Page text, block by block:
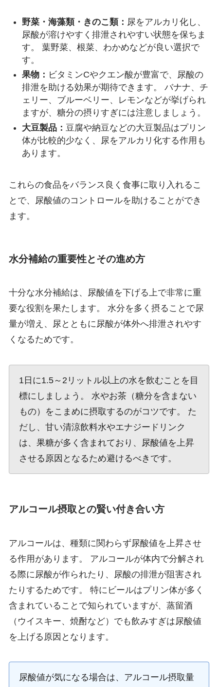
野菜・海藻類・きのこ類： 尿をアルカリ化し、
尿酸が溶けやすく排泄されやすい状態を保ちま
す。 葉野菜、根菜、わかめなどが良い選択で
す。
果物： ビタミンCやクエン酸が豊富で、尿酸の
排泄を助ける効果が期待できます。 バナナ、チ
ェリー、ブルーベリー、レモンなどが挙げられ
ますが、糖分の摂りすぎには注意しましょう。
大豆製品： 豆腐や納豆などの大豆製品はプリン
体が比較的少なく、尿をアルカリ化する作用も
あります。
これらの食品をバランス良く食事に取り入れるこ
とで、尿酸値のコントロールを助けることができ
ます。
水分補給の重要性とその進め方
十分な水分補給は、尿酸値を下げる上で非常に重
要な役割を果たします。 水分を多く摂ることで尿
量が増え、尿とともに尿酸が体外へ排泄されやす
くなるためです。
1日に1.5～2リットル以上の水を飲むことを目
標にしましょう。 水やお茶（糖分を含まない
もの）をこまめに摂取するのがコツです。 た
だし、甘い清涼飲料水やエナジードリンク
は、果糖が多く含まれており、尿酸値を上昇
させる原因となるため避けるべきです。
アルコール摂取との賢い付き合い方
アルコールは、種類に関わらず尿酸値を上昇させ
る作用があります。 アルコールが体内で分解され
る際に尿酸が作られたり、尿酸の排泄が阻害され
たりするためです。 特にビールはプリン体が多く
含まれていることで知られていますが、蒸留酒
（ウイスキー、焼酎など）でも飲みすぎは尿酸値
を上げる原因となります。
尿酸値が気になる場合は、アルコール摂取量